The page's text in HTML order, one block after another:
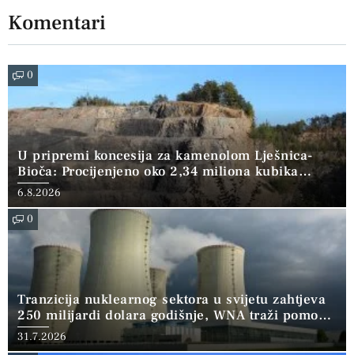
Komentari
0
U pripremi koncesija za kamenolom Lješnica-
Bioča: Procijenjeno oko 2,34 miliona kubika
kamena
6.8.2026
0
Tranzicija nuklearnog sektora u svijetu zahtjeva
250 milijardi dolara godišnje, WNA traži pomoć
banaka
31.7.2026